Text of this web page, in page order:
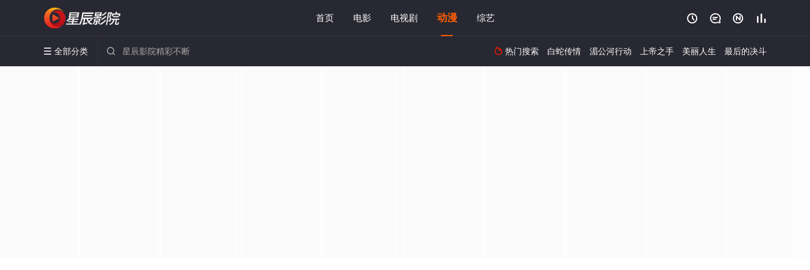
首页 电影 电视剧 动漫 综艺    
 全部分类   热门搜索 白蛇传情 湄公河行动 上帝之手 美丽人生 最后的决斗